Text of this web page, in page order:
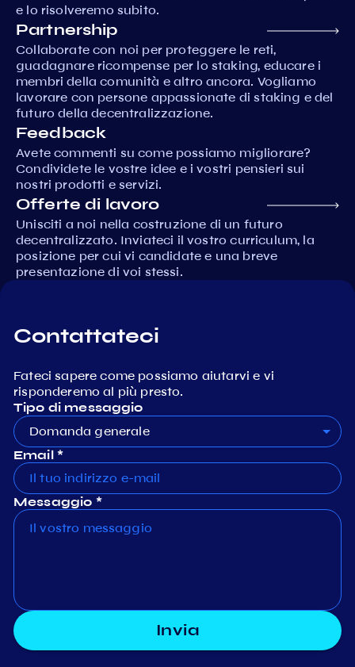
e lo risolveremo subito.
Partnership
Collaborate con noi per proteggere le reti,
guadagnare ricompense per lo staking, educare i
membri della comunità e altro ancora. Vogliamo
lavorare con persone appassionate di staking e del
futuro della decentralizzazione.
Feedback
Avete commenti su come possiamo migliorare?
Condividete le vostre idee e i vostri pensieri sui
nostri prodotti e servizi.
Offerte di lavoro
Unisciti a noi nella costruzione di un futuro
decentralizzato. Inviateci il vostro curriculum, la
posizione per cui vi candidate e una breve
presentazione di voi stessi.
Contattateci
Fateci sapere come possiamo aiutarvi e vi
risponderemo al più presto.
Tipo di messaggio
Domanda generale
Email *
Messaggio *
Invia